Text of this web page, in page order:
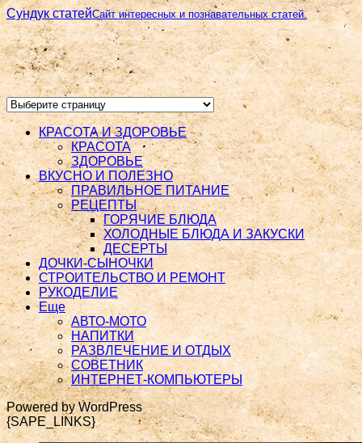
Сундук статейСайт интересных и познавательных статей.
КРАСОТА И ЗДОРОВЬЕ
КРАСОТА
ЗДОРОВЬЕ
ВКУСНО И ПОЛЕЗНО
ПРАВИЛЬНОЕ ПИТАНИЕ
РЕЦЕПТЫ
ГОРЯЧИЕ БЛЮДА
ХОЛОДНЫЕ БЛЮДА И ЗАКУСКИ
ДЕСЕРТЫ
ДОЧКИ-СЫНОЧКИ
СТРОИТЕЛЬСТВО И РЕМОНТ
РУКОДЕЛИЕ
Еще
АВТО-МОТО
НАПИТКИ
РАЗВЛЕЧЕНИЕ И ОТДЫХ
СОВЕТНИК
ИНТЕРНЕТ-КОМПЬЮТЕРЫ
Powered by WordPress
{SAPE_LINKS}